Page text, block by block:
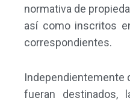
normativa de
así como inscritos
correspondientes.
Independientemente
fueran destinados,